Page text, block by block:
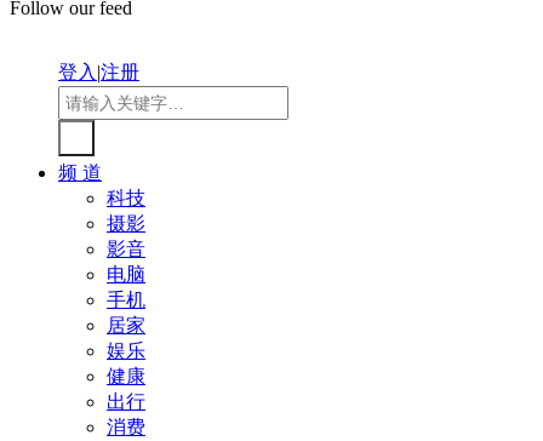
Follow our feed
登入|注册
频 道
科技
摄影
影音
电脑
手机
居家
娱乐
健康
出行
消费